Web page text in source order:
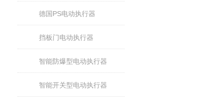
德国PS电动执行器
挡板门电动执行器
智能防爆型电动执行器
智能开关型电动执行器